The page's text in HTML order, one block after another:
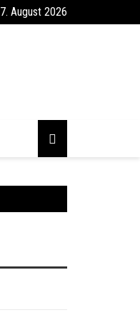
7. August 2026